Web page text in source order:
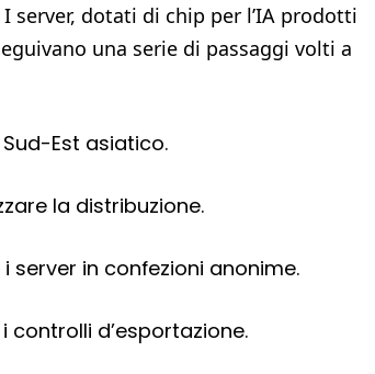
dotati di chip per l’IA prodotti
una serie di passaggi volti a
Sud-Est asiatico.
la distribuzione.
server in confezioni anonime.
controlli d’esportazione.